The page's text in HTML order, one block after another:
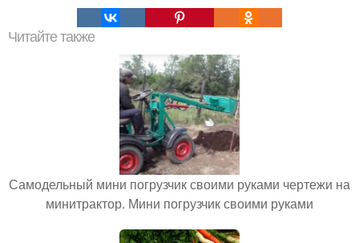
Читайте также
Самодельный мини погрузчик своими руками чертежи на
минитрактор. Мини погрузчик своими руками